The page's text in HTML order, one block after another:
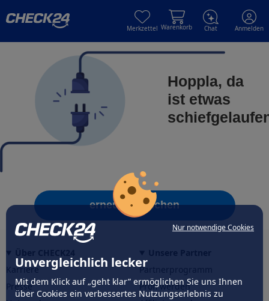
Nur notwendige Cookies
Unvergleichlich lecker
Mit dem Klick auf „geht klar” ermöglichen Sie uns Ihnen
über Cookies ein verbessertes Nutzungserlebnis zu
Merkzettel Warenkorb Chat Anmelden
Hoppla, da
ist etwas
erneut versuchen
Karriere
Presse
Partnerprogramm
Profi werden